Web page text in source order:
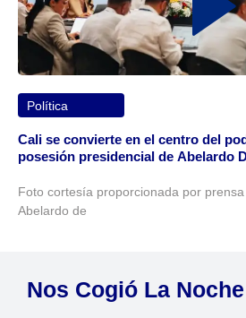
Política
Cali se convierte en el centro del
posesión presidencial de Abelardo
Foto cortesía proporcionada por
Abelardo de
Nos Cogió La Noche